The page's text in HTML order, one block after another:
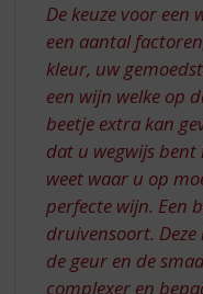
De keuze voor een
een aantal
kleur, uw
een wijn welke op
beetje extra kan
dat u wegwijs
weet waar u op
perfecte wijn. Een
druivensoort.
de geur en de
complexer en